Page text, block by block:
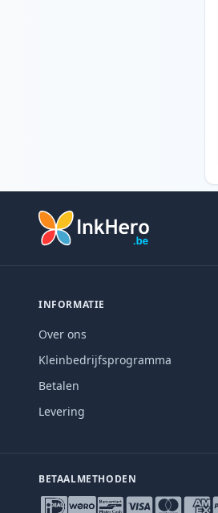
INFORMATIE
Over ons
Kleinbedrijfsprogramma
Betalen
Levering
BETAALMETHODEN